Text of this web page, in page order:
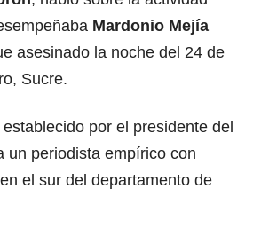
Mardonio Mejía
asesinado la noche del 24 de
Sucre.
por el presidente del
un periodista empírico con
el sur del departamento de